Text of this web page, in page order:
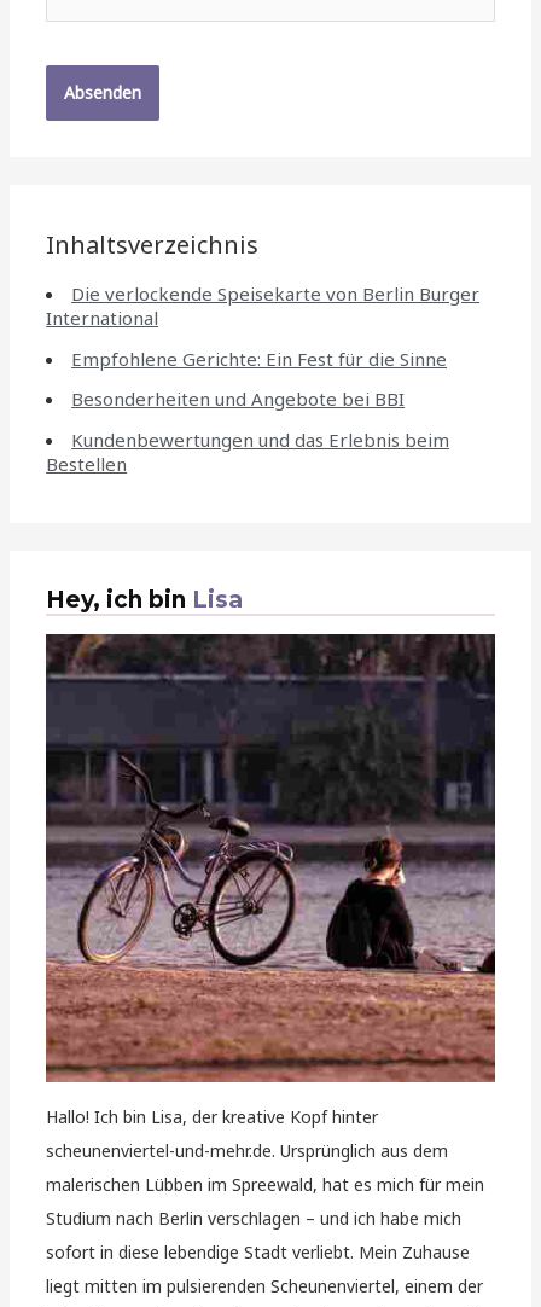
Inhaltsverzeichnis
Die verlockende Speisekarte von Berlin Burger
International
Empfohlene Gerichte: Ein Fest für die Sinne
Besonderheiten und Angebote bei BBI
Kundenbewertungen und das Erlebnis beim
Bestellen
Hey, ich bin Lisa
Hallo! Ich bin Lisa, der kreative Kopf hinter
scheunenviertel-und-mehr.de. Ursprünglich aus dem
malerischen Lübben im Spreewald, hat es mich für mein
Studium nach Berlin verschlagen – und ich habe mich
sofort in diese lebendige Stadt verliebt. Mein Zuhause
liegt mitten im pulsierenden Scheunenviertel, einem der